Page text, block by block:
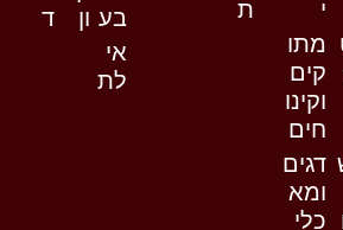
י
מתו
קים
וקינו
חים
דגים
ומא
כלי
ת
בע ון
ד
אי
לת